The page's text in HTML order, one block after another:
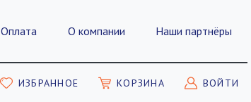
Оплата О компании Наши партнёры
ИЗБРАННОЕ КОРЗИНА ВОЙТИ